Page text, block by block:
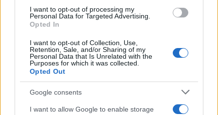
I want to opt-out of processing my
Personal Data for Targeted Advertising.
Opted In
I want to opt-out of Collection, Use,
Retention, Sale, and/or Sharing of my
Personal Data that Is Unrelated with the
Purposes for which it was collected.
Opted Out
Google consents
I want to allow Google to enable storage
fantasia e realismo anche minore: egli, si spera
senza volerlo, additando un’unica forma, rese le
non avversate. Il comunismo sovietico senza
“classi”, ma con la suaburocrazia totalitaria
sua crudeltà amministrativa, venne come nemesi”
[Ibid].